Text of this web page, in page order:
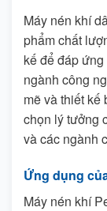
Máy nén khí
phẩm chất
kế để đáp
ngành công
mẽ và thiết
chọn lý tưởng
và các ngành
Ứng dụng
Máy nén khí